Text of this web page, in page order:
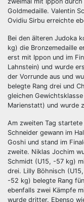
Goldmedaille. Valentin
Ovidiu Sirbu erreichte
Bei den älteren Judoka
kg) die Bronzemedaille
erst mit Ippon und im
Lahnstein) und wurde
der Vorrunde aus und
belegte Rang drei und
gleichen
Marienstatt) und wurde
Am zweiten Tag
Schneider gewann im
Goshi und stand im
zweite. Niklas Jochim
Schmidt (U15, -57 kg)
drei. Lilly Böhnisch
-52 kg) belegte Rang
ebenfalls zwei Kämpfe
wurde dritter. Ebenso